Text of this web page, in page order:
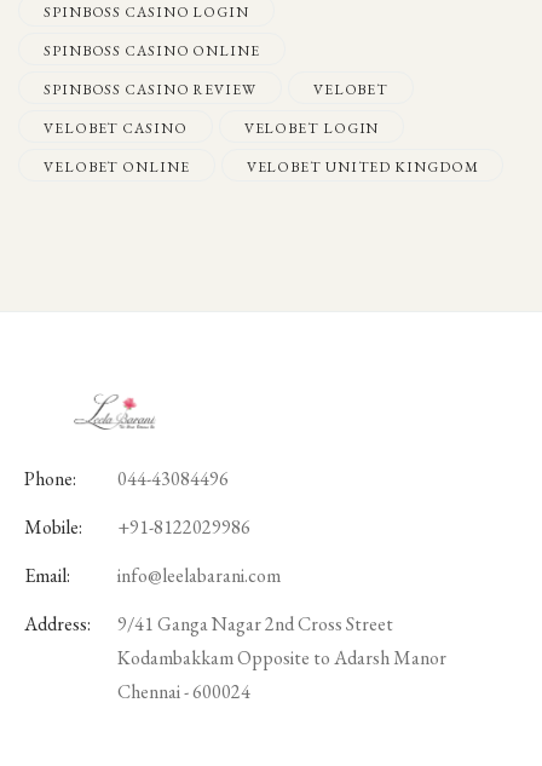
SPINBOSS CASINO LOGIN
SPINBOSS CASINO ONLINE
SPINBOSS CASINO REVIEW
VELOBET
VELOBET CASINO
VELOBET LOGIN
VELOBET ONLINE
VELOBET UNITED KINGDOM
Phone:
044-43084496
Mobile:
+91-8122029986
Email:
info@leelabarani.com
Address:
9/41 Ganga Nagar 2nd Cross Street
Kodambakkam Opposite to Adarsh Manor
Chennai - 600024